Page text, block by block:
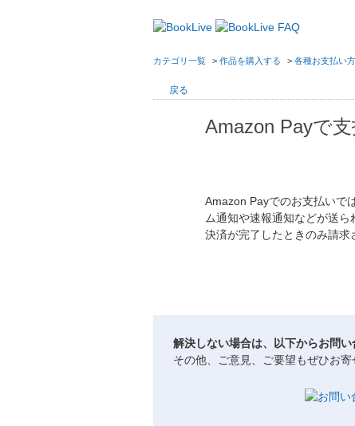
カテゴリ一覧 > 作品を購入する > 各種お支払い
戻る
Amazon Payで
Amazon Payでのお支払いで
ム通知や速報通知などが送ら
決済が完了したときのみ請求
解決しない場合は、以下からお問い
その他、ご意見、ご要望もぜひお寄